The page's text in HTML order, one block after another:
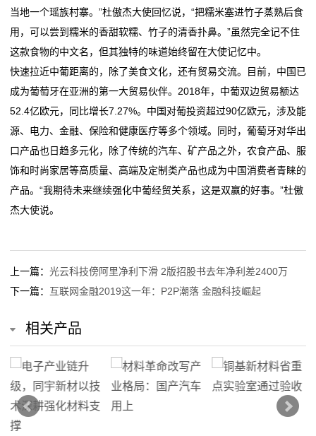
当地一个瑶族村寨。”杜傲杰大使回忆说，“把糯米塞进竹子蒸熟后食
用，可以尝到糯米的香甜软糯、竹子的清香扑鼻。”虽然完全记不住
这款食物的中文名，但其独特的味道始终留在大使记忆中。
快速拉近中葡距离的，除了美食文化，还有贸易交流。目前，中国已
成为葡萄牙在亚洲的第一大贸易伙伴。2018年，中葡双边贸易额达
52.4亿欧元，同比增长7.27%。中国对葡投资超过90亿欧元，涉及能
源、电力、金融、保险和健康医疗等多个领域。同时，葡萄牙对华出
口产品也日趋多元化，除了传统的汽车、矿产品之外，农食产品、服
饰和时尚家居等高质量、高端及定制类产品也成为中国消费者青睐的
产品。“我期待未来继续强化中葡经贸关系，这是双赢的好事。”杜傲
杰大使说。
上一篇： 光云科技傍阿里净利下滑 2版招股书去年净利差2400万
下一篇： 互联网金融2019这一年：P2P潮落 金融科技崛起
相关产品